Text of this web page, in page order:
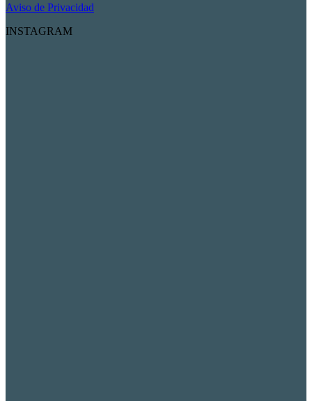
Aviso de Privacidad
INSTAGRAM